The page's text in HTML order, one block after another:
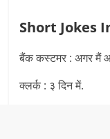
Short Jokes
बैंक कस्टमर : अगर मैं
क्लर्क : ३ दिन में.